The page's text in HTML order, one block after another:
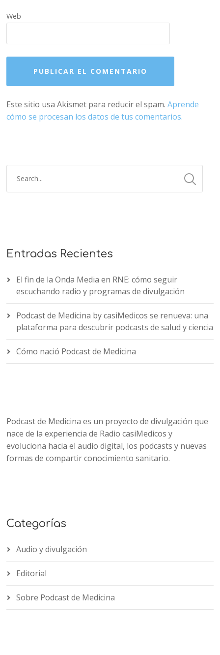
Web
Este sitio usa Akismet para reducir el spam.Aprende
cómo se procesan los datos de tus comentarios.
Entradas Recientes
El fin de la Onda Media en RNE: cómo seguir
escuchando radio y programas de divulgación
Podcast de Medicina by casiMedicos se renueva: una
plataforma para descubrir podcasts de salud y ciencia
Cómo nació Podcast de Medicina
Podcast de Medicina es un proyecto de divulgación que
nace de la experiencia de Radio casiMedicos y
evoluciona hacia el audio digital, los podcasts y nuevas
formas de compartir conocimiento sanitario.
Categorías
Audio y divulgación
Editorial
Sobre Podcast de Medicina